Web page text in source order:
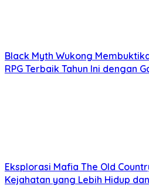
Black Myth Wukong
RPG Terbaik Tahun Ini dengan
Eksplorasi Mafia The Old
Kejahatan yang Lebih Hidup